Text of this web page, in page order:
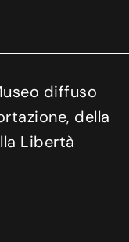
diffuso
della
Libertà